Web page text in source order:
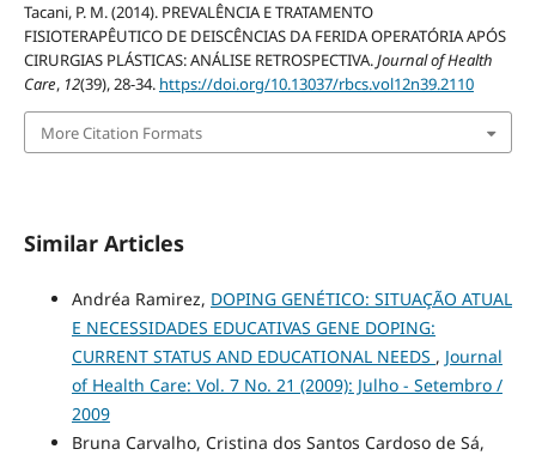
Tacani, P. M. (2014). PREVALÊNCIA E TRATAMENTO
FISIOTERAPÊUTICO DE DEISCÊNCIAS DA FERIDA OPERATÓRIA APÓS
CIRURGIAS PLÁSTICAS: ANÁLISE RETROSPECTIVA.Journal of Health
Care, 12(39), 28-34. https://doi.org/10.13037/rbcs.vol12n39.2110
More Citation Formats
Similar Articles
Andréa Ramirez, DOPING GENÉTICO: SITUAÇÃO ATUAL
E NECESSIDADES EDUCATIVAS GENE DOPING:
CURRENT STATUS AND EDUCATIONAL NEEDS , Journal
of Health Care: Vol. 7 No. 21 (2009): Julho - Setembro /
2009
Bruna Carvalho, Cristina dos Santos Cardoso de Sá,